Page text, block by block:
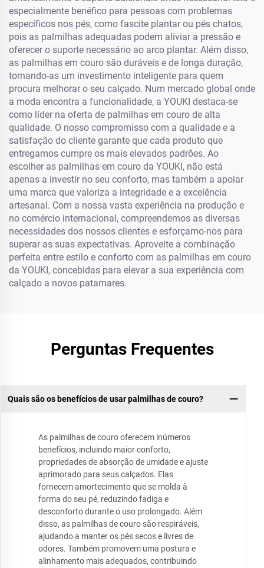
especialmente benéfico para pessoas com problemas
específicos nos pés, como fascite plantar ou pés chatos,
pois as palmilhas adequadas podem aliviar a pressão e
oferecer o suporte necessário ao arco plantar. Além disso,
as palmilhas em couro são duráveis e de longa duração,
tornando-as um investimento inteligente para quem
procura melhorar o seu calçado. Num mercado global onde
a moda encontra a funcionalidade, a YOUKI destaca-se
como líder na oferta de palmilhas em couro de alta
qualidade. O nosso compromisso com a qualidade e a
satisfação do cliente garante que cada produto que
entregamos cumpre os mais elevados padrões. Ao
escolher as palmilhas em couro da YOUKI, não está
apenas a investir no seu conforto, mas também a apoiar
uma marca que valoriza a integridade e a excelência
artesanal. Com a nossa vasta experiência na produção e
no comércio internacional, compreendemos as diversas
necessidades dos nossos clientes e esforçamo-nos para
superar as suas expectativas. Aproveite a combinação
perfeita entre estilo e conforto com as palmilhas em couro
da YOUKI, concebidas para elevar a sua experiência com
calçado a novos patamares.
Perguntas Frequentes
Quais são os benefícios de usar palmilhas de couro?
As palmilhas de couro oferecem inúmeros
benefícios, incluindo maior conforto,
propriedades de absorção de umidade e ajuste
aprimorado para seus calçados. Elas
fornecem amortecimento que se molda à
forma do seu pé, reduzindo fadiga e
desconforto durante o uso prolongado. Além
disso, as palmilhas de couro são respiráveis,
ajudando a manter os pés secos e livres de
odores. Também promovem uma postura e
alinhamento mais adequados, contribuindo